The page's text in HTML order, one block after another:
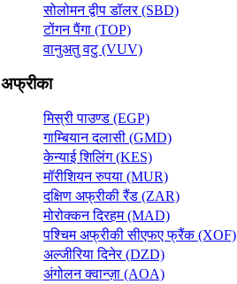
सोलोमन द्वीप डॉलर (SBD)
टोंगन पैंगा (TOP)
वानुअतु वटु (VUV)
अफ्रीका
मिस्री पाउण्ड (EGP)
गाम्बियान दलासी (GMD)
केन्याई शिलिंग (KES)
मॉरीशियन रुपया (MUR)
दक्षिण अफ्रीकी रैंड (ZAR)
मोरोक्कन दिरहम (MAD)
पश्चिम अफ्रीकी सीएफए फ्रैंक (XOF)
अल्जीरिया दिनेर (DZD)
अंगोलन क्वान्ज़ा (AOA)